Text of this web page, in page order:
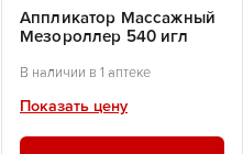
Аппликатор Массажный
Мезороллер 540 игл
В наличии в 1 аптеке
Показать цену